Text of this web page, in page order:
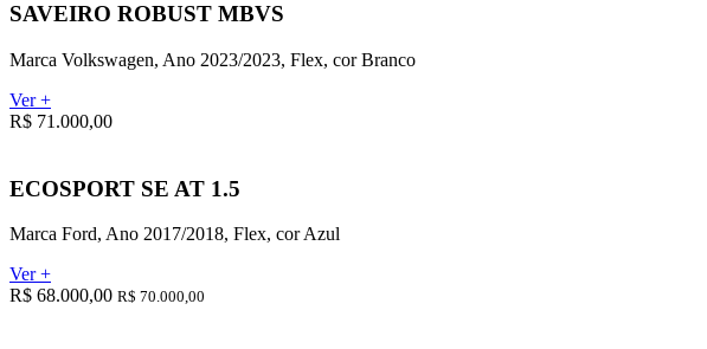
SAVEIRO ROBUST MBVS
Marca Volkswagen, Ano 2023/2023, Flex, cor Branco
Ver +
R$ 71.000,00
ECOSPORT SE AT 1.5
Marca Ford, Ano 2017/2018, Flex, cor Azul
Ver +
R$ 68.000,00 R$ 70.000,00